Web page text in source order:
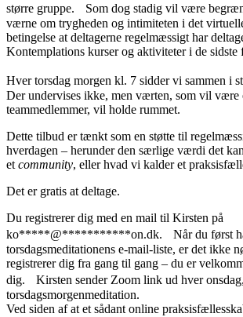
større gruppe. Som dog stadig vil være
værne om trygheden og intimiteten i det
betingelse at deltagerne regelmæssigt har
Kontemplations kurser og aktiviteter i de sidste
Hver torsdag morgen kl. 7 sidder vi sammen i
Der undervises ikke, men værten, som vil være
teammedlemmer, vil holde rummet.
Dette tilbud er tænkt som en støtte til
hverdagen – herunder den særlige værdi det
et community, eller hvad vi kalder et
Det er gratis at deltage.
Du registrerer dig med en mail til Kirsten på
ko*****@***********on.dk. Når du først
torsdagsmeditationens e-mail-liste, er det ikke
registrerer dig fra gang til gang – du er
dig. Kirsten sender Zoom link ud hver
torsdagsmorgenmeditation.
Ved siden af at et sådant online